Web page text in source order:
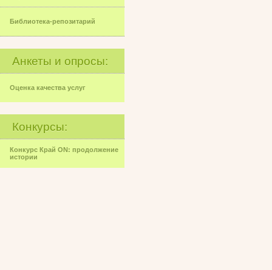
Библиотека-репозитарий
Анкеты и опросы:
Оценка качества услуг
Конкурсы:
Конкурс Край ON: продолжение
истории